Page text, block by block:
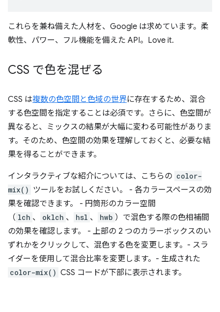
これらを兼ね備えた人材を、Google は求めています。柔
軟性、パワー、フル機能を備えた API。Love it.
CSS で色を混ぜる
CSS は複数の色空間と色域の世界に存在するため、混合
する色空間を指定することは必須です。さらに、色空間が
異なると、ミックスの結果が大幅に変わる可能性がありま
す。そのため、色空間の効果を理解しておくと、必要な結
果を得ることができます。
インタラクティブな紹介については、こちらの color-
mix() ツールをお試しください。 - 各カラースペースの効
果を確認できます。 - 円筒形のカラー空間
（ lch 、 oklch 、 hsl 、 hwb ）で混色する際の色相補間
の効果を確認します。 - 上部の 2 つのカラーボックスのい
ずれかをクリックして、混色する色を変更します。- スラ
イダーを使用して混合比率を変更します。- 生成された
color-mix() CSS コードが下部に表示されます。